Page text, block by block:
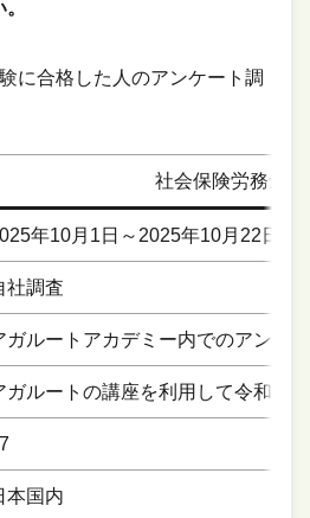
に合格した人のアンケート調
社会保険労務士
年10月1日～2025年10月22日
社調査
ガルートアカデミー内でのアンケ
ガルートの講座を利用して令和7
本国内